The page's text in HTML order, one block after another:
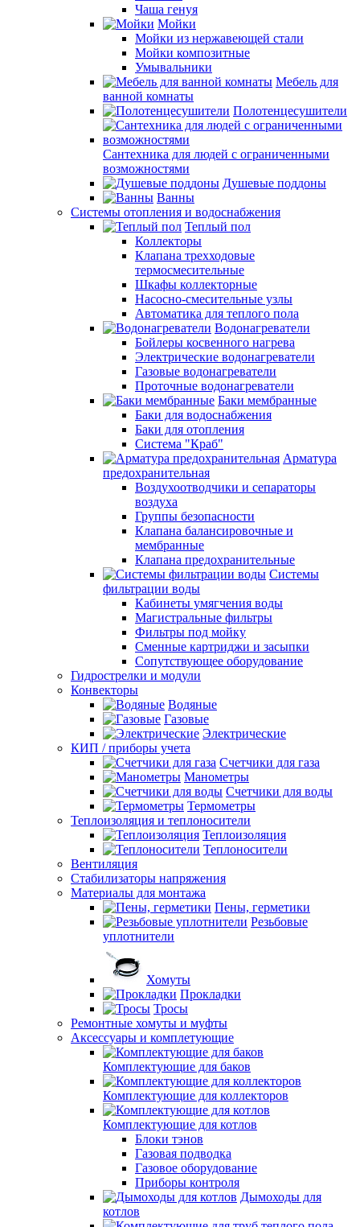
Чаша генуя
Мойки
Мойки из нержавеющей стали
Мойки композитные
Умывальники
Мебель для
ванной комнаты
Полотенцесушители
Сантехника для людей с ограниченными
возможностями
Душевые поддоны
Ванны
Системы отопления и водоснабжения
Теплый пол
Коллекторы
Клапана трехходовые
термосмесительные
Шкафы коллекторные
Насосно-смесительные узлы
Автоматика для теплого пола
Водонагреватели
Бойлеры косвенного нагрева
Электрические водонагреватели
Газовые водонагреватели
Проточные водонагреватели
Баки мембранные
Баки для водоснабжения
Баки для отопления
Система "Краб"
Арматура
предохранительная
Воздухоотводчики и сепараторы
воздуха
Группы безопасности
Клапана балансировочные и
мембранные
Клапана предохранительные
Системы
фильтрации воды
Кабинеты умягчения воды
Магистральные фильтры
Фильтры под мойку
Сменные картриджи и засыпки
Сопутствующее оборудование
Гидрострелки и модули
Конвекторы
Водяные
Газовые
Электрические
КИП / приборы учета
Счетчики для газа
Манометры
Счетчики для воды
Термометры
Теплоизоляция и теплоносители
Теплоизоляция
Теплоносители
Вентиляция
Стабилизаторы напряжения
Материалы для монтажа
Пены, герметики
Резьбовые
уплотнители
Хомуты
Прокладки
Тросы
Ремонтные хомуты и муфты
Аксессуары и комплетующие
Комплектующие для баков
Комплектующие для коллекторов
Комплектующие для котлов
Блоки тэнов
Газовая подводка
Газовое оборудование
Приборы контроля
Дымоходы для
котлов